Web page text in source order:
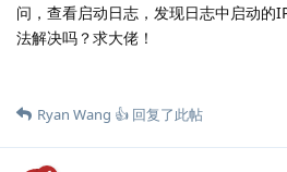
问，查看启动日志，发现日志中启动的
法解决吗？求大佬！
Ryan Wang 👍 回复了此帖